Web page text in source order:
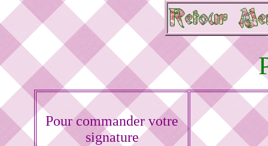
Pour commander votre
signature